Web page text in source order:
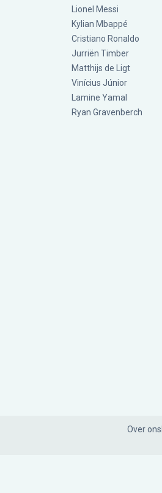
Lionel Messi
Kylian Mbappé
Cristiano Ronaldo
Jurriën Timber
Matthijs de Ligt
Vinícius Júnior
Lamine Yamal
Ryan Gravenberch
Over ons